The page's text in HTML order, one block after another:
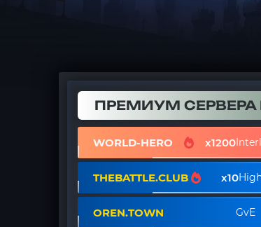
ПРЕМИУМ СЕРВЕРА
WORLD-HERO x1200
THEBATTLE.CLUB x10
OREN.TOWN GvE